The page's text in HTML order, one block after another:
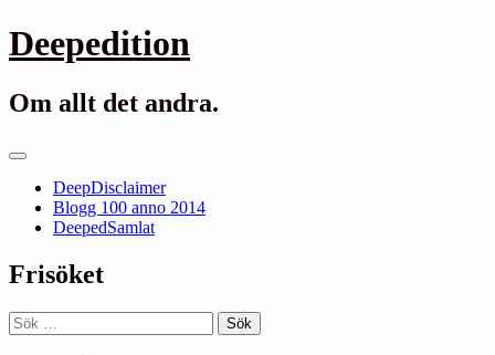
Gå
till
Deepedition
Om allt det andra.
Primär
DeepDisclaimer
Blogg 100 anno 2014
DeepedSamlat
Frisöket
Sök
efter: